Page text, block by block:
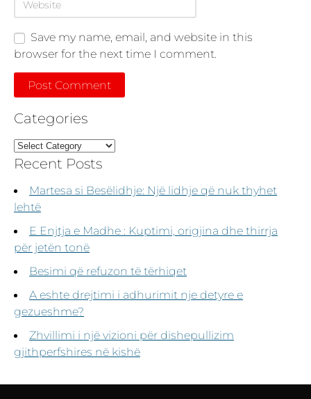
Save my name, email, and website in this
browser for the next time I comment.
Categories
Recent Posts
Martesa si Besëlidhje: Një lidhje që nuk thyhet
lehtë
E Enjtja e Madhe : Kuptimi, origjina dhe thirrja
për jetën tonë
Besimi që refuzon të tërhiqet
A eshte drejtimi i adhurimit nje detyre e
gezueshme?
Zhvillimi i një vizioni për dishepullizim
gjithperfshires në kishë